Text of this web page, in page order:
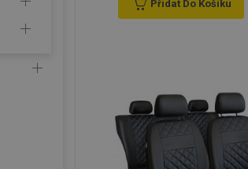
Přidat Do Košíku
Nezbytně nutné soubory cookie umožňují
section_data_ids